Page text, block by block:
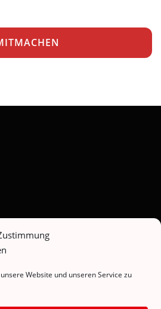
Website und unseren Service zu